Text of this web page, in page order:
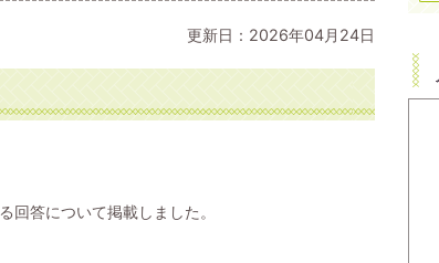
更新日：2026年04月24日
回答について掲載しました。